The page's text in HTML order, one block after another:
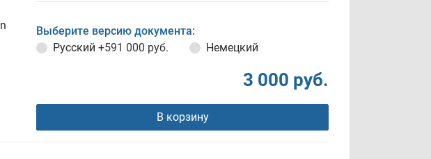
Выберите версию документа:
Русский +591 000 руб. Немецкий
3 000 руб.
В корзину